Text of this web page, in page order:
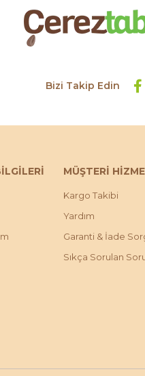
Bizi Takip Edin
MÜŞTERİ
Kargo Takibi
Yardım
Garanti & İade
Sıkça Sorulan